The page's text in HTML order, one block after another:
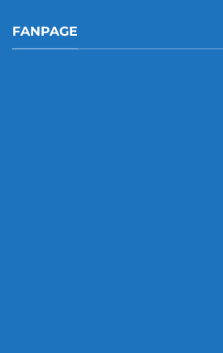
FANPAGE